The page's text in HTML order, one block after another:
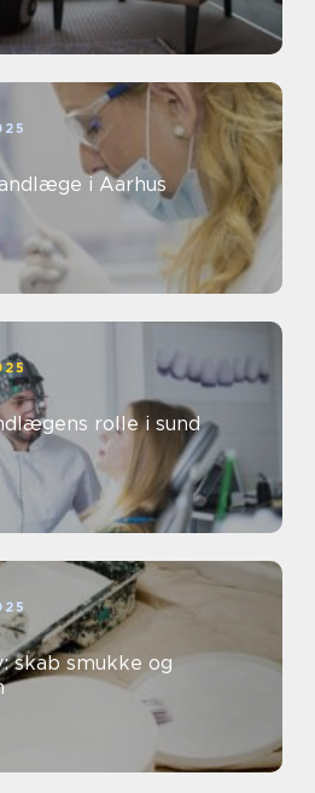
i Aarhus
rolle i sund
skab smukke og